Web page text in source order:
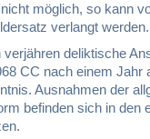
möglich, so kann
verlangt werden.
deliktische
CC nach einem Jahr
Ausnahmen der
befinden sich in den